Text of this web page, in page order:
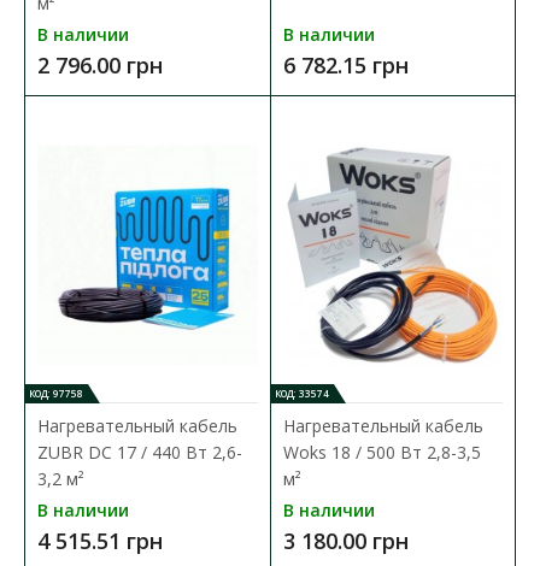
0,5 м 110 Вт/м
Доступность:
274.08 грн
В КОРЗИНУ
В сравнения
В закладки
В наличии
2 796.00 грн
В наличии
6 782.15 грн
КОД: 97758
Нагревательный кабель
ZUBR DC 17 / 440 Вт 2,6-
3,2 м²
В наличии
4 515.51 грн
КОД: 33574
Нагревательный кабель
Woks 18 / 500 Вт 2,8-3,5
м²
В наличии
3 180.00 грн